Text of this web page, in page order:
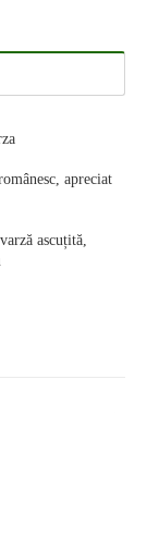
apreciat
ascuțită,